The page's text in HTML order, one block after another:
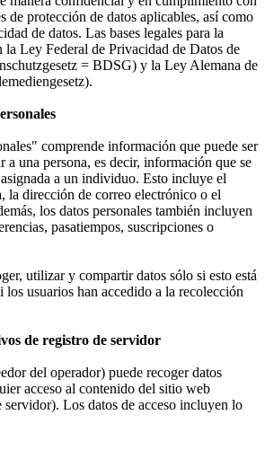
de protección de datos aplicables, así como
de datos. Las bases legales para la
la Ley Federal de Privacidad de Datos de
= BDSG) y la Ley Alemana de
comprende información que puede ser
a una persona, es decir, información que se
a un individuo. Esto incluye el
la dirección de correo electrónico o el
los datos personales también incluyen
pasatiempos, suscripciones o
utilizar y compartir datos sólo si esto está
usuarios han accedido a la recolección
de registro de servidor
del operador) puede recoger datos
acceso al contenido del sitio web
servidor). Los datos de acceso incluyen lo